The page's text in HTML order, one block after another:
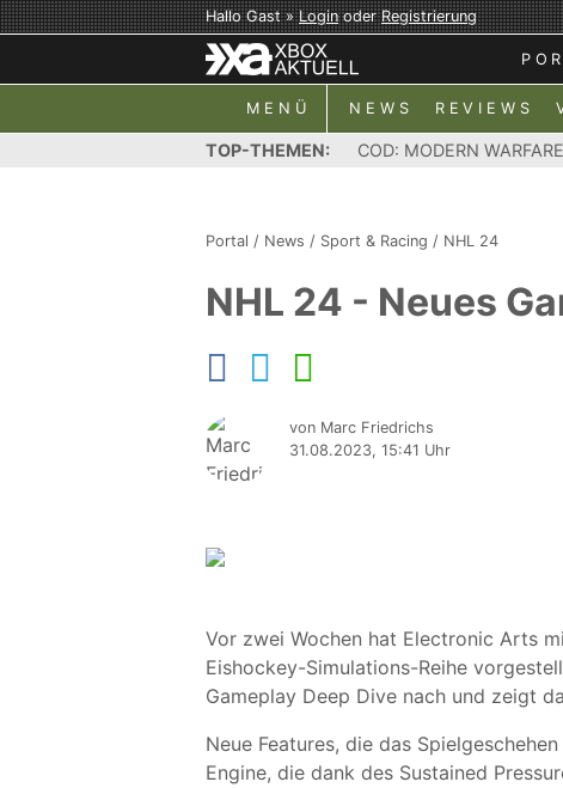
Hallo Gast »LoginoderRegistrierung
MENÜ NEWS REVIEWS
TOP-THEMEN: COD: MODERN
Portal / News / Sport & Racing / NHL 24
NHL 24 - Neues
von Marc Friedrichs
31.08.2023, 15:41 Uhr
Vor zwei Wochen hat Electronic Arts
Eishockey-Simulations-Reihe
Gameplay Deep Dive nach und zeigt
Neue Features, die das
Engine, die dank des Sustained